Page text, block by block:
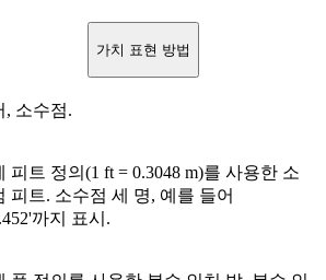
가치 표현 방법
, 소수점.
피트 정의(1 ft = 0.3048 m)를 사용한 소
피트. 소수점 세 명, 예를 들어
까지 표시.